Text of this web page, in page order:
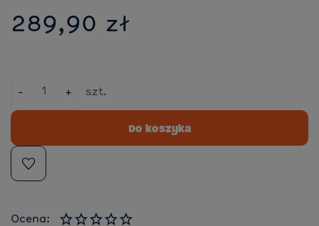
289,90 zł
- + szt.
Do koszyka
Ocena: